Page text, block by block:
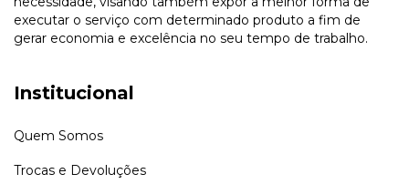
executar o serviço com determinado produto a fim de
gerar economia e excelência no seu tempo de trabalho.
Institucional
Quem Somos
Trocas e Devoluções